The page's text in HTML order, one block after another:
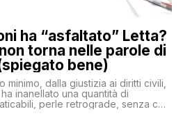
ha “asfaltato” Letta?
torna nelle parole di
bene)
minimo, dalla giustizia ai diritti civili,
inanellato una quantità di
perle retrograde, senza che
sinistra – glielo abbia fatto notare